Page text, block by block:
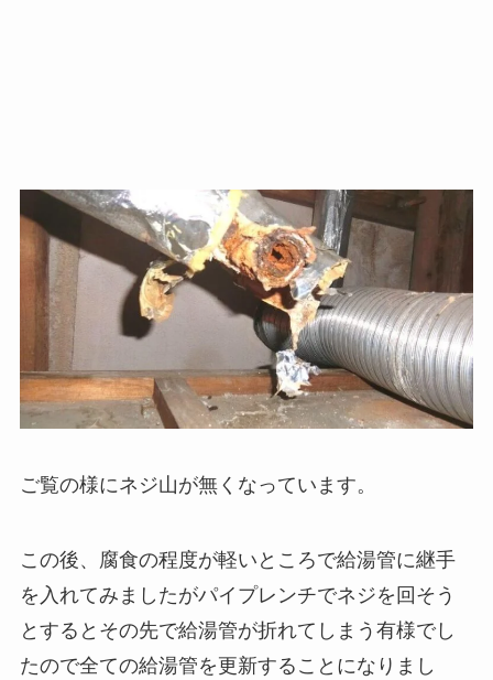
ご覧の様にネジ山が無くなっています。
この後、腐食の程度が軽いところで給湯管に継手
を入れてみましたがパイプレンチでネジを回そう
とするとその先で給湯管が折れてしまう有様でし
たので全ての給湯管を更新することになりまし